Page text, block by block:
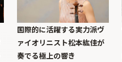
国際的に活躍する実力派ヴ
ァイオリニスト松本紘佳が
奏でる極上の響き